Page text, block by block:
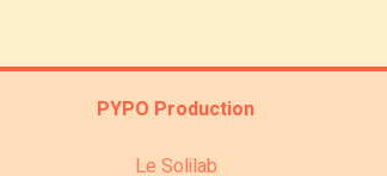
PYPO Production
Le Solilab